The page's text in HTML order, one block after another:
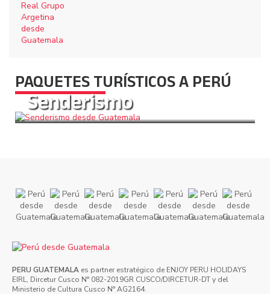
PAQUETES TURÍSTICOS A PERÚ
Senderismo
PERU GUATEMALA es partner estratégico de ENJOY PERU HOLIDAYS
EIRL, Dircetur Cusco N° 082-2019GR CUSCO/DIRCETUR-DT y del
Ministerio de Cultura Cusco N° AG2164.